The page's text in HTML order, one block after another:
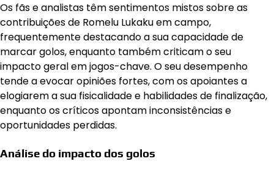
Os fãs e analistas têm sentimentos mistos sobre as
contribuições de Romelu Lukaku em campo,
frequentemente destacando a sua capacidade de
marcar golos, enquanto também criticam o seu
impacto geral em jogos-chave. O seu desempenho
tende a evocar opiniões fortes, com os apoiantes a
elogiarem a sua fisicalidade e habilidades de finalização,
enquanto os críticos apontam inconsistências e
oportunidades perdidas.
Análise do impacto dos golos